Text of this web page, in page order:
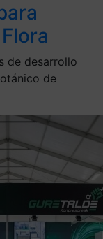
de desarrollo
de